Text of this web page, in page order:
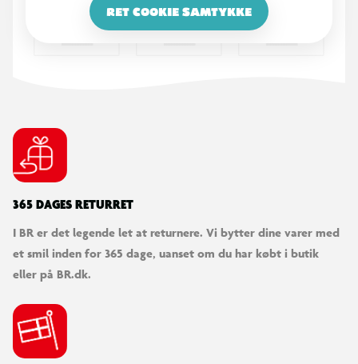
RET COOKIE SAMTYKKE
365 DAGES RETURRET
I BR er det legende let at returnere. Vi bytter dine varer med
et smil inden for 365 dage, uanset om du har købt i butik
eller på BR.dk.